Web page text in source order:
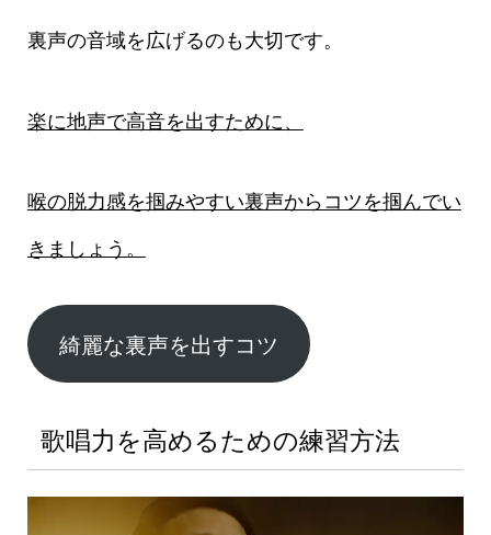
裏声の音域を広げるのも大切です。
楽に地声で高音を出すために、
喉の脱力感を掴みやすい裏声からコツを掴んでい
きましょう。
綺麗な裏声を出すコツ
歌唱力を高めるための練習方法